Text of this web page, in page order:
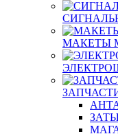
МАКЕТЫ